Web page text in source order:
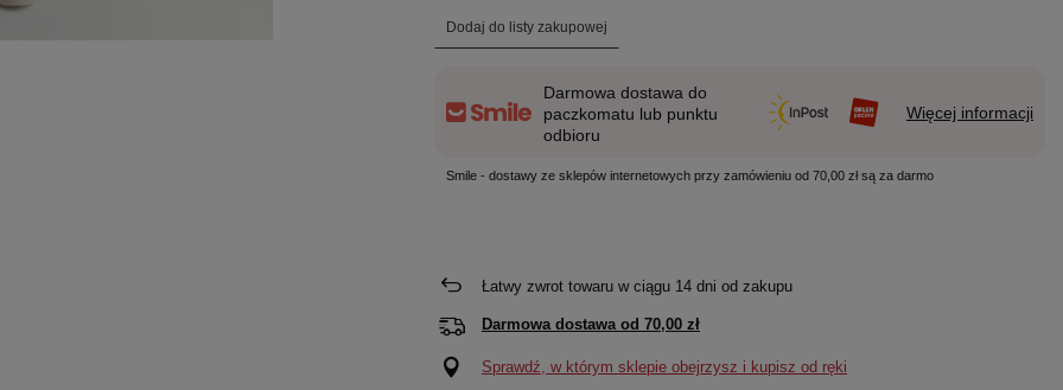
Dodaj do listy zakupowej
Darmowa dostawa do
paczkomatu lub punktu
odbioru
Więcej informacji
Smile - dostawy ze sklepów internetowych przy zamówieniu od 70,00 zł są za darmo
Łatwy zwrot towaru w ciągu 14dni od zakupu
Darmowa dostawa od 70,00 zł
Sprawdź, w którym sklepie obejrzysz i kupisz od ręki